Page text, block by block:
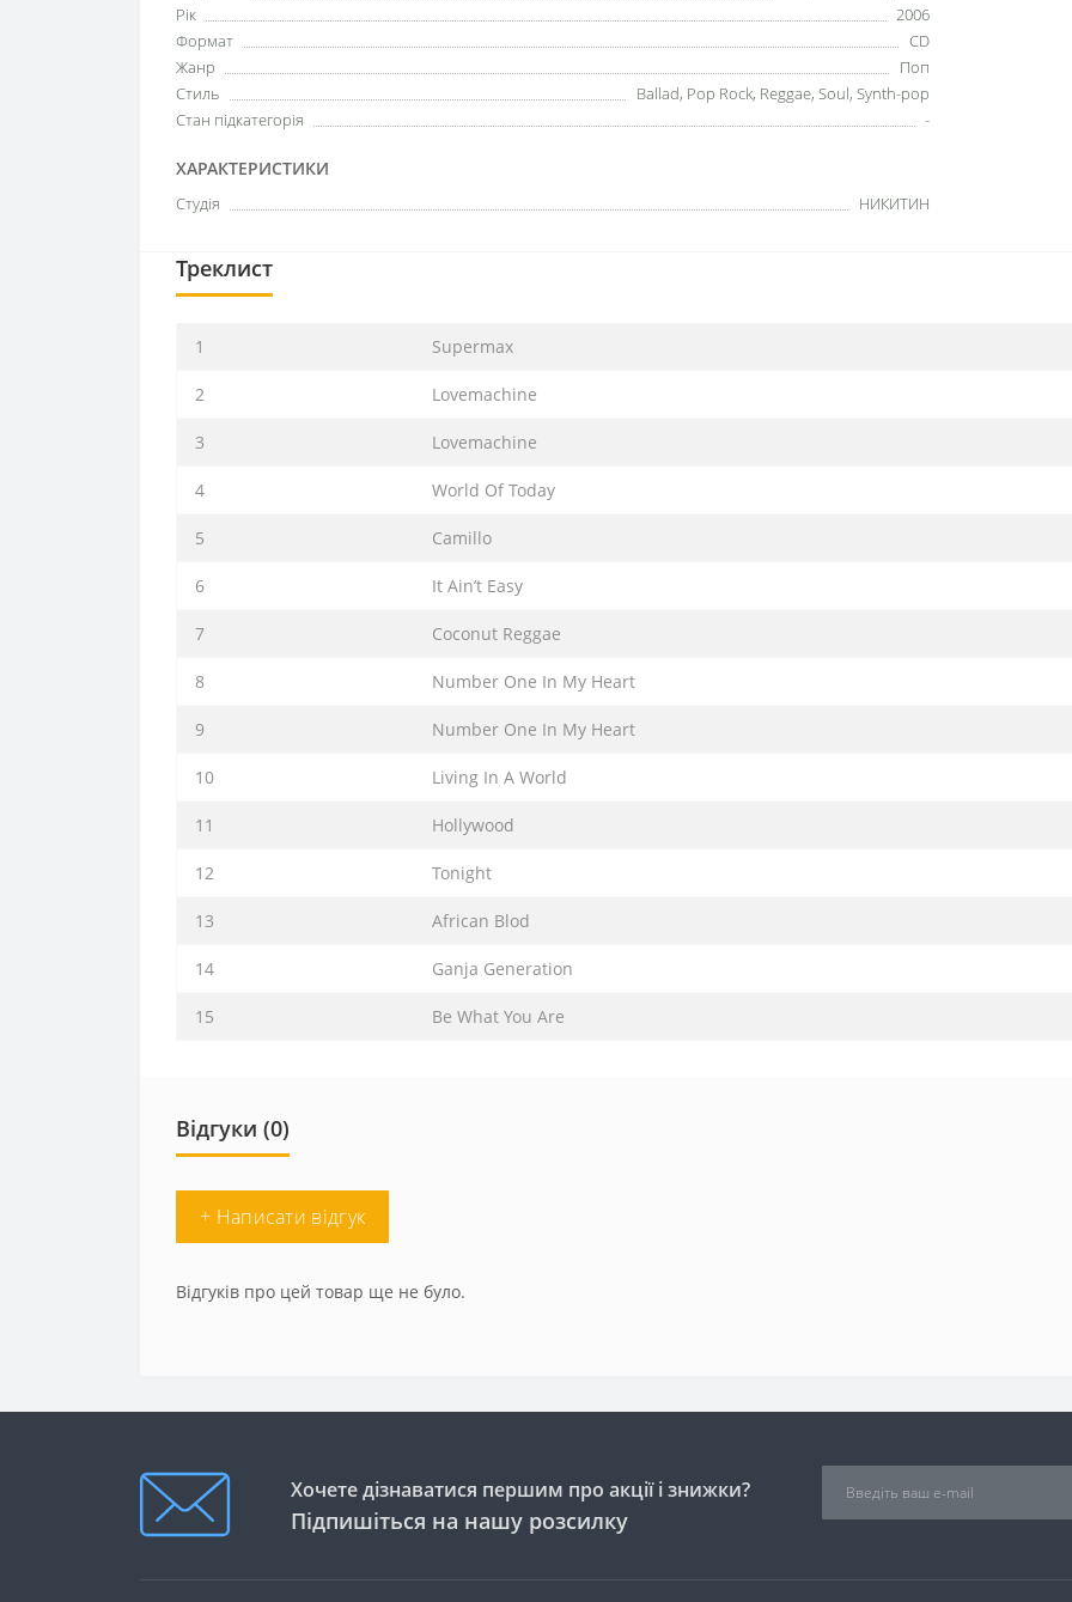
Рік
2006
Формат
CD
Жанр
Поп
Стиль
Ballad, Pop Rock, Reggae, Soul, Synth-pop
Стан підкатегорія
-
ХАРАКТЕРИСТИКИ
Студія НИКИТИН
Треклист
1 Supermax
2 Lovemachine
3 Lovemachine
4 World Of Today
5 Camillo
6 It Ain’t Easy
7 Coconut Reggae
8 Number One In My Heart
9 Number One In My Heart
10 Living In A World
11 Hollywood
12 Tonight
13 African Blod
14 Ganja Generation
15 Be What You Are
Відгуки (0)
+ Написати відгук
Відгуків про цей товар ще не було.
Хочете дізнаватися першим про акції і знижки?
Підпишіться на нашу розсилку